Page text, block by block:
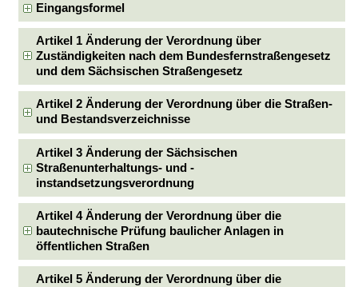
Eingangsformel
Artikel 1 Änderung der Verordnung über
Zuständigkeiten nach dem Bundesfernstraßengesetz
und dem Sächsischen Straßengesetz
Artikel 2 Änderung der Verordnung über die Straßen-
und Bestandsverzeichnisse
Artikel 3 Änderung der Sächsischen
Straßenunterhaltungs- und -
instandsetzungsverordnung
Artikel 4 Änderung der Verordnung über die
bautechnische Prüfung baulicher Anlagen in
öffentlichen Straßen
Artikel 5 Änderung der Verordnung über die